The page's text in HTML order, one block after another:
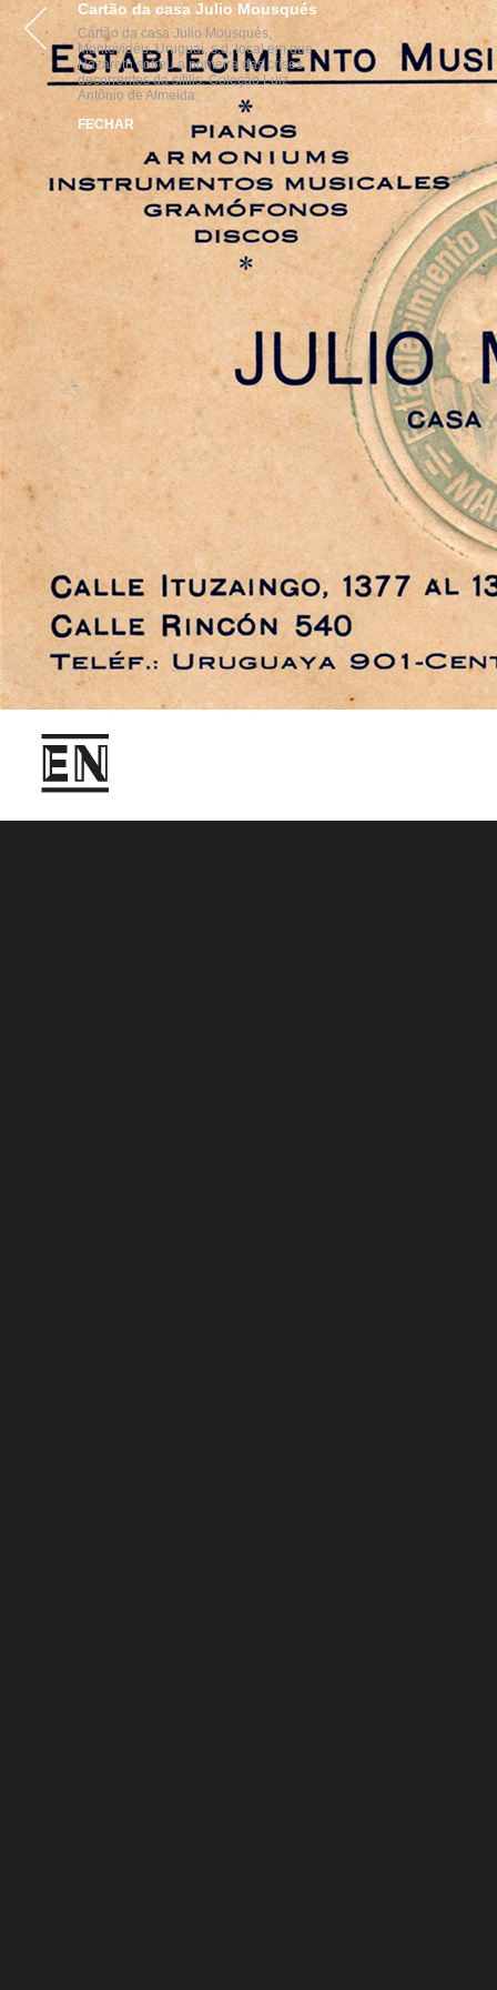
VISITE ACERVOS
Cartão da casa Julio Mousqués
Cartão da casa Julio Mousqués,
Montevidéu, Uruguai, s.d, local em que
Nazareth sofreu a primeira das crises
decorrentes da sífilis. Coleção Luiz
Antônio de Almeida.
FECHAR
realização parcerias